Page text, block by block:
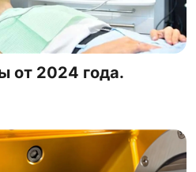
от 2024 года.